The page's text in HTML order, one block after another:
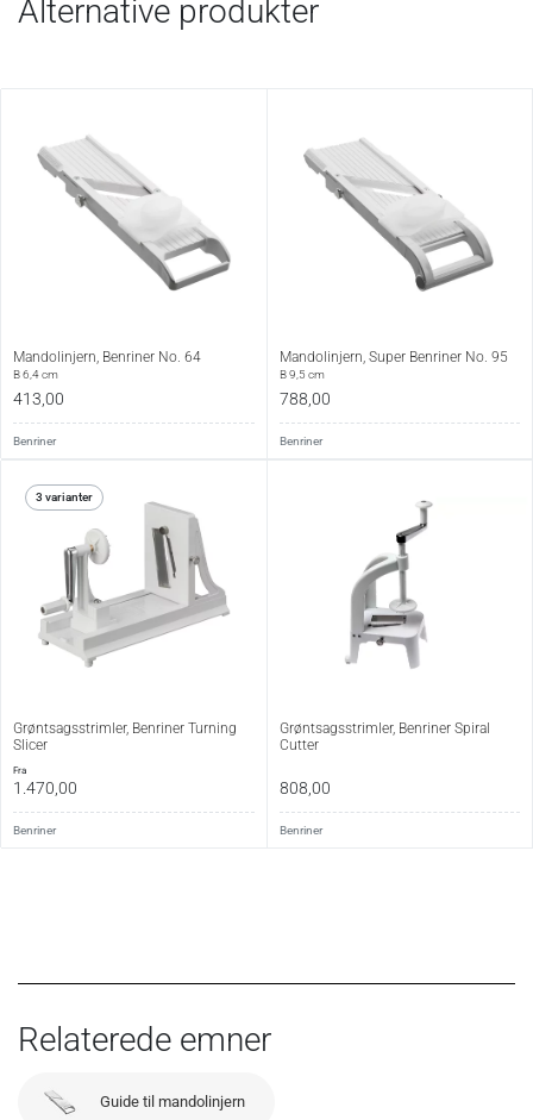
Alternative produkter
Mandolinjern, Benriner No. 64
B 6,4 cm
413,00
Benriner
Mandolinjern, Super Benriner No. 95
B 9,5 cm
788,00
Benriner
3 varianter
Grøntsagsstrimler, Benriner Turning
Slicer
fra
1.470,00
Benriner
Grøntsagsstrimler, Benriner Spiral
Cutter
808,00
Benriner
Relaterede emner
Guide til mandolinjern